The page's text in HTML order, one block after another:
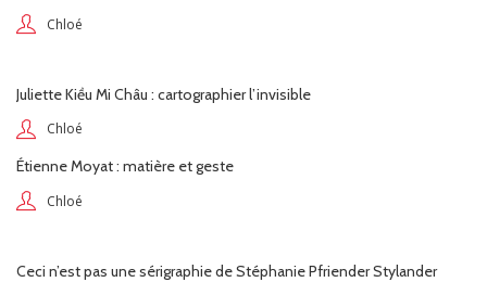
Chloé
Juliette Kiều Mi Châu : cartographier l’invisible
Chloé
Étienne Moyat : matière et geste
Chloé
Ceci n’est pas une sérigraphie de Stéphanie Pfriender Stylander